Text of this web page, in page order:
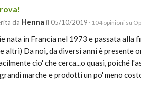
da Henna il 05/10/2019 · 104 opinioni su
nata in Francia nel 1973 e passata alla
altri) Da noi, da diversi anni è presente
cio' che cerca...o quasi, poiché
marche e prodotti un po' meno